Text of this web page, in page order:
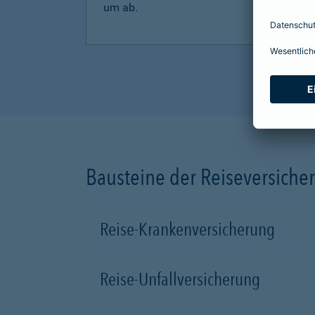
um ab.
Bausteine der
Reise-Krankenversicherung
Reise-Unfallversicherung